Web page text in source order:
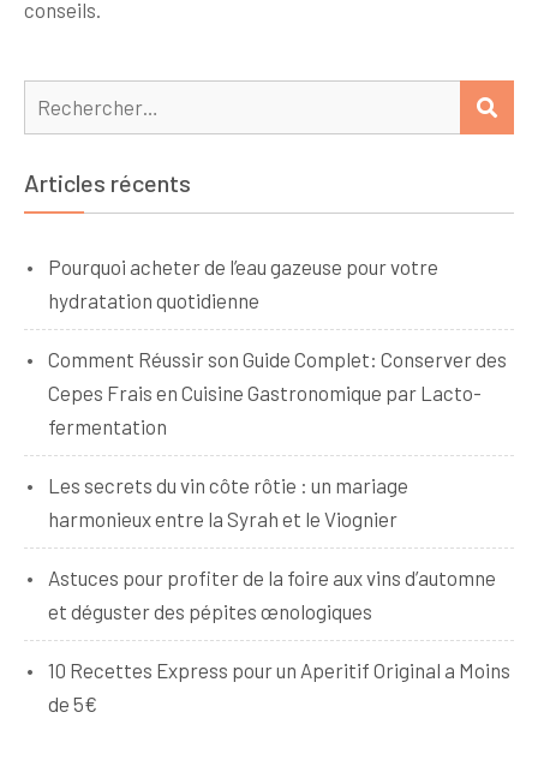
conseils.
Rechercher :
Articles récents
Pourquoi acheter de l’eau gazeuse pour votre
hydratation quotidienne
Comment Réussir son Guide Complet: Conserver des
Cepes Frais en Cuisine Gastronomique par Lacto-
fermentation
Les secrets du vin côte rôtie : un mariage
harmonieux entre la Syrah et le Viognier
Astuces pour profiter de la foire aux vins d’automne
et déguster des pépites œnologiques
10 Recettes Express pour un Aperitif Original a Moins
de 5€